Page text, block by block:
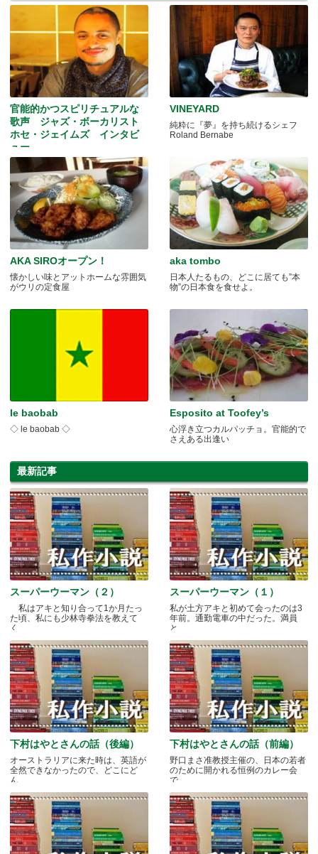
官能的かつスピリチュアルな
歌声 ジャズ・ボーカリスト
ホセ・ジェイムズ インタビ
ュー
ジャズという括りを超え多くの人を
魅了。ライブレポート追加！
VINEYARD
純粋に『夢』を持ち続けるシェフ
Roland Bernabe
AKA SIROオープン！
懐かしい味とアットホームな雰囲気
がウリの定食屋
aka tombo
日本人たるもの、どこに居ても”本
物”の日本食を食せよ。
le baobab
◇ le baobab ◇
Esposito at Toofey’s
心浮き立つカルパッチョ。官能的で
さえある出逢い
最新記事
スーパーウーマン（２）
私はアキと知り合って1か月たっ
た頃、私にも少林寺拳法を教えて
く.....
スーパーウーマン（１）
私が土方アキと初めて会ったのは3
年前。通勤電車の中だった。満員
と.....
下村はやとさんの話（後編）
オーストラリアに来た時は、英語が
全然できなかったので、どこにど
ん.....
下村はやとさんの話（前編）
野口まさ准教授主催の、日本の若者
のために開かれる恒例のカレー会
で.....